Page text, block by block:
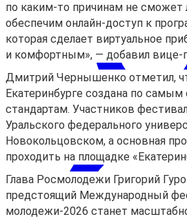
по каким-то причинам не сможет
обеспечим онлайн-доступ к
которая сделает виртуальное
и комфортным», — добавил вице-
Дмитрий Чернышенко отметил,
Екатеринбурге создана по
стандартам. Участников
Уральского федерального
Новокольцовском, а основная
проходить на площадке
Глава Росмолодежи Григорий
предстоящий Международный
молодежи-2026 станет